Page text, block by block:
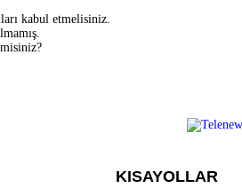
kabul etmelisiniz.
KISAYOLLAR